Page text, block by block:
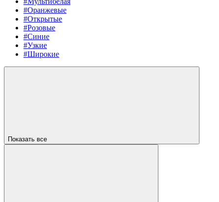
#Оранжевые
#Открытые
#Розовые
#Синие
#Узкие
#Широкие
Показать все